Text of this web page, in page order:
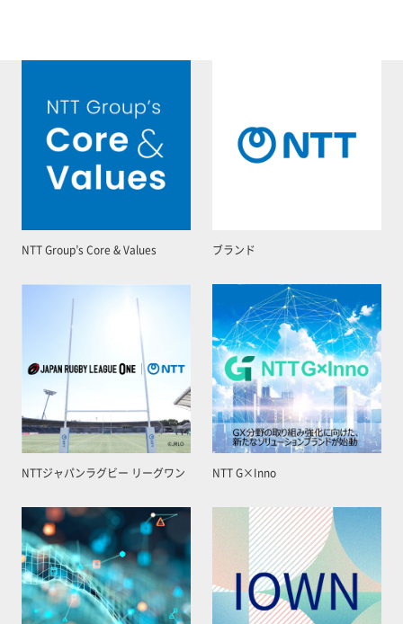
NTT Group’s Core & Values ブランド
NTTジャパンラグビー リーグワン NTT G×Inno